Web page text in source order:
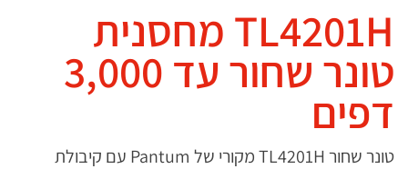
TL4201H מחסנית
טונר שחור עד 3,000
דפים
טונר שחור TL4201H מקורי של Pantum עם קיבולת